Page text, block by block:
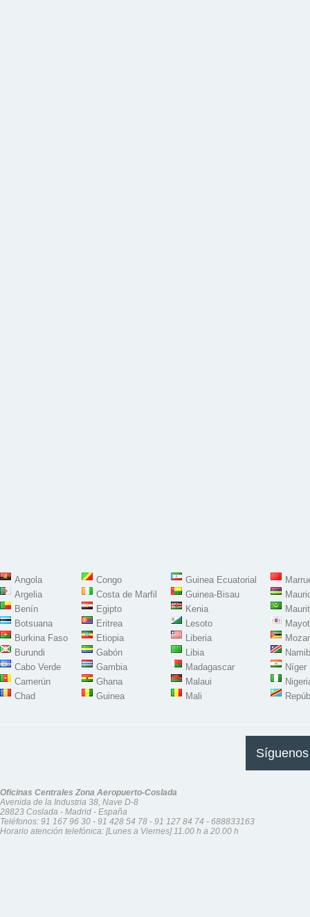
Angola
Argelia
Benín
Botsuana
Burkina Faso
Burundi
Cabo Verde
Camerún
Chad
Congo
Costa de Marfil
Egipto
Eritrea
Etiopia
Gabón
Gambia
Ghana
Guinea
Guinea Ecuatorial
Guinea-Bisau
Kenia
Lesoto
Liberia
Libia
Madagascar
Malaui
Mali
Níger
Oficinas Centrales Zona Aeropuerto-Coslada
Avenida de la Industria 38, Nave D-8
28823 Coslada - Madrid - España
Teléfonos: 91 167 96 30 - 91 428 54 78 - 91 127 84 74 - 688833163
Horario atención telefónica: [Lunes a Viernes] 11.00 h a 20.00 h